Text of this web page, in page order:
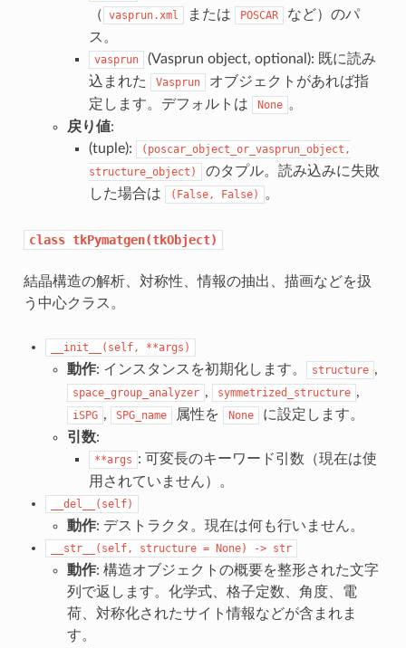
（ vasprun.xml または POSCAR
など）のパ
ス。
vasprun
(Vasprun object, optional): 既に読み
込まれた
Vasprun
オブジェクトがあれば指
定します。デフォルトは
None 。
戻り値:
(tuple):
(poscar_object_or_vasprun_object,
structure_object)
のタプル。読み込みに失敗
した場合は
(False, False) 。
class tkPymatgen(tkObject)
結晶構造の解析、対称性、情報の抽出、描画などを扱
う中心クラス。
__init__(self, **args)
動作: インスタンスを初期化します。 structure ,
space_group_analyzer , symmetrized_structure ,
iSPG , SPG_name 属性を None
に設定します。
引数:
**args : 可変長のキーワード引数（現在は使
用されていません）。
__del__(self)
動作: デストラクタ。現在は何も行いません。
__str__(self, structure = None) -> str
動作: 構造オブジェクトの概要を整形された文字
列で返します。化学式、格子定数、角度、電
荷、対称化されたサイト情報などが含まれま
す。